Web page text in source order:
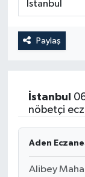
Paylaş
İstanbul
nöbetçi
Aden
Alibey